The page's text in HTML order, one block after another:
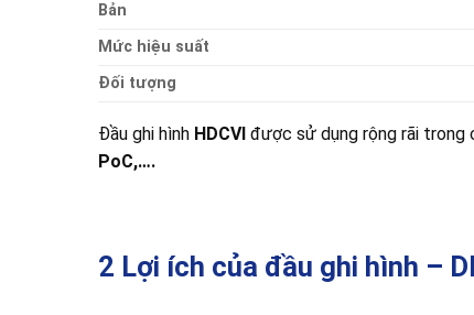
Bản
Mức hiệu suất
Đối tượng
Đầu ghi hìnhHDCVI được sử dụng rộng rãi trong
PoC,….
2 Lợi ích của đầu ghi hình –